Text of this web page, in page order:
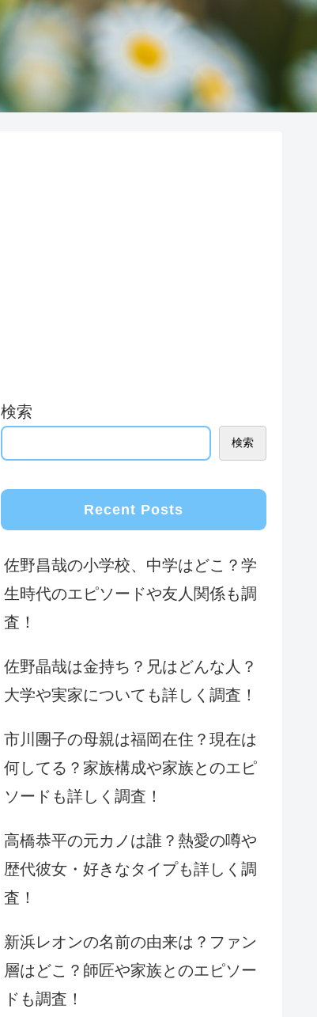
検索
検索
Recent Posts
佐野昌哉の小学校、中学はどこ？学
生時代のエピソードや友人関係も調
査！
佐野晶哉は金持ち？兄はどんな人？
大学や実家についても詳しく調査！
市川團子の母親は福岡在住？現在は
何してる？家族構成や家族とのエピ
ソードも詳しく調査！
高橋恭平の元カノは誰？熱愛の噂や
歴代彼女・好きなタイプも詳しく調
査！
新浜レオンの名前の由来は？ファン
層はどこ？師匠や家族とのエピソー
ドも調査！